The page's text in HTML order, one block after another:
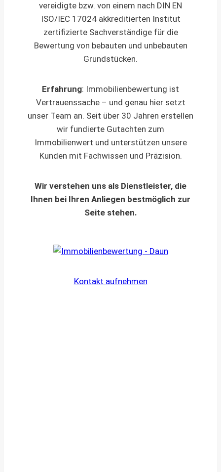
vereidigte bzw. von einem nach DIN EN
ISO/IEC 17024 akkreditierten Institut
zertifizierte Sachverständige für die
Bewertung von bebauten und unbebauten
Grundstücken.
Erfahrung: Immobilienbewertung ist
Vertrauenssache – und genau hier setzt
unser Team an. Seit über 30 Jahren erstellen
wir fundierte Gutachten zum
Immobilienwert und unterstützen unsere
Kunden mit Fachwissen und Präzision.
Wir verstehen uns als Dienstleister, die
Ihnen bei Ihren Anliegen bestmöglich zur
Seite stehen.
Kontakt aufnehmen